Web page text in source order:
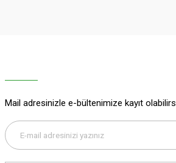
Gönder
Mail adresinizle e-bültenimize kayıt